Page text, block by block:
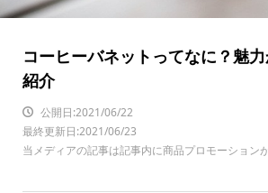
コーヒーバネットってなに？魅
紹介
公開日:2021/06/22
最終更新日:2021/06/23
当メディアの記事は記事内に商品プロモーション